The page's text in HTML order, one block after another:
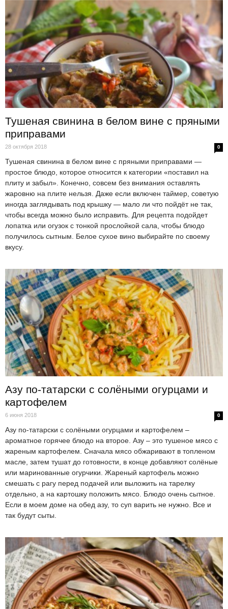
Тушеная свинина в белом вине с пряными
приправами
28 октября 2018 0
Тушеная свинина в белом вине с пряными приправами —
простое блюдо, которое относится к категории «поставил на
плиту и забыл». Конечно, совсем без внимания оставлять
жаровню на плите нельзя. Даже если включен таймер, советую
иногда заглядывать под крышку — мало ли что пойдёт не так,
чтобы всегда можно было исправить. Для рецепта подойдет
лопатка или огузок с тонкой прослойкой сала, чтобы блюдо
получилось сытным. Белое сухое вино выбирайте по своему
вкусу.
Азу по-татарски с солёными огурцами и
картофелем
6 июня 2018 0
Азу по-татарски с солёными огурцами и картофелем –
ароматное горячее блюдо на второе. Азу – это тушеное мясо с
жареным картофелем. Сначала мясо обжаривают в топленом
масле, затем тушат до готовности, в конце добавляют солёные
или маринованные огурчики. Жареный картофель можно
смешать с рагу перед подачей или выложить на тарелку
отдельно, а на картошку положить мясо. Блюдо очень сытное.
Если в моем доме на обед азу, то суп варить не нужно. Все и
так будут сыты.